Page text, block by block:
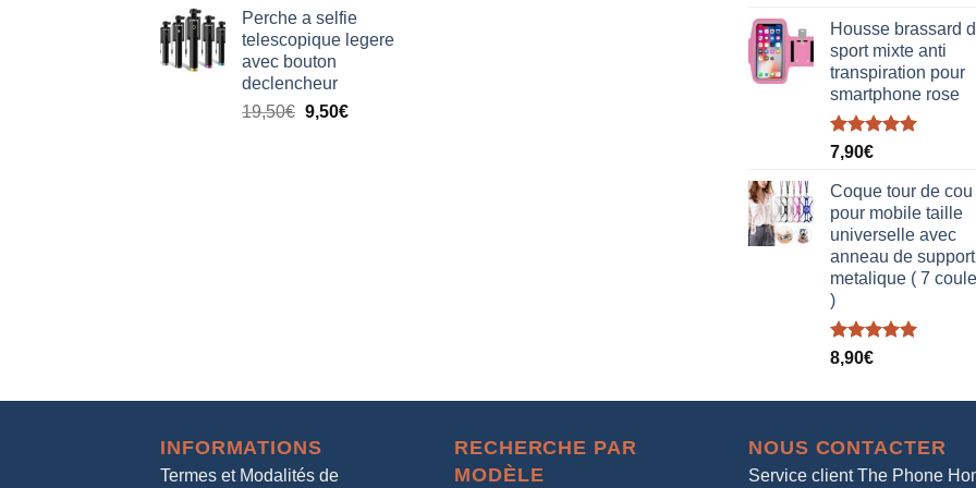
Perche a selfie
telescopique legere
avec bouton
declencheur
19,50€ 9,50€
Housse brassard
sport mixte anti
transpiration pour
smartphone rose
Note5.00
7,90€
Coque tour de cou
pour mobile taille
universelle avec
anneau de support
metalique ( 7
)
Note5.00
8,90€
INFORMATIONS
Termes et Modalités de
RECHERCHE PAR
MODÈLE
NOUS CONTACTER
Service client The Phone